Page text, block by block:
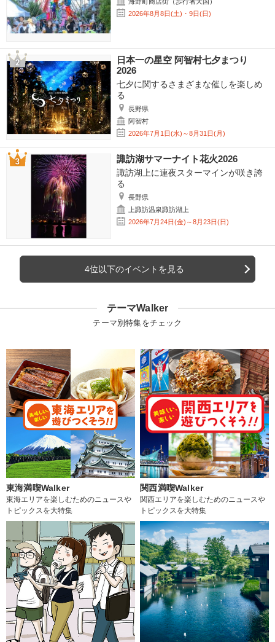
2026年8月8日(土)・9日(日)
日本一の星空 阿智村七夕まつり
2026
七夕に関するさまざまな催しを楽しめ
る
長野県
阿智村
2026年7月1日(水)～8月31日(月)
諏訪湖サマーナイト花火2026
諏訪湖上に連夜スターマインが咲き誇
る
長野県
上諏訪温泉諏訪湖上
2026年7月24日(金)～8月23日(日)
4位以下のイベントを見る
テーマWalker
テーマ別特集をチェック
東海満喫Walker
東海エリアを楽しむためのニュースや
トピックスを大特集
関西満喫Walker
関西エリアを楽しむためのニュースや
トピックスを大特集